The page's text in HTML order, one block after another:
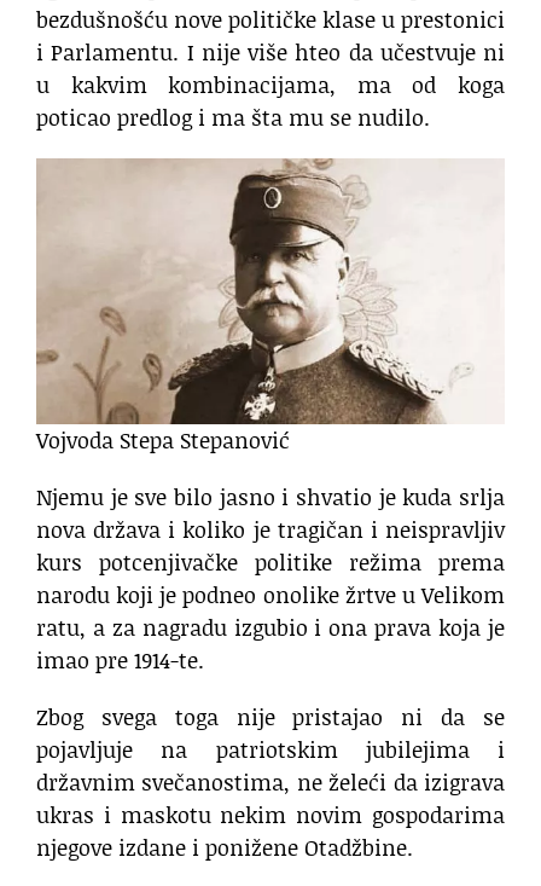
bezdušnošću nove političke klase u prestonici
i Parlamentu. I nije više hteo da učestvuje ni
u kakvim kombinacijama, ma od koga
poticao predlog i ma šta mu se nudilo.
Vojvoda Stepa Stepanović
Njemu je sve bilo jasno i shvatio je kuda srlja
nova država i koliko je tragičan i neispravljiv
kurs potcenjivačke politike režima prema
narodu koji je podneo onolike žrtve u Velikom
ratu, a za nagradu izgubio i ona prava koja je
imao pre 1914-te.
Zbog svega toga nije pristajao ni da se
pojavljuje na patriotskim jubilejima i
državnim svečanostima, ne želeći da izigrava
ukras i maskotu nekim novim gospodarima
njegove izdane i ponižene Otadžbine.